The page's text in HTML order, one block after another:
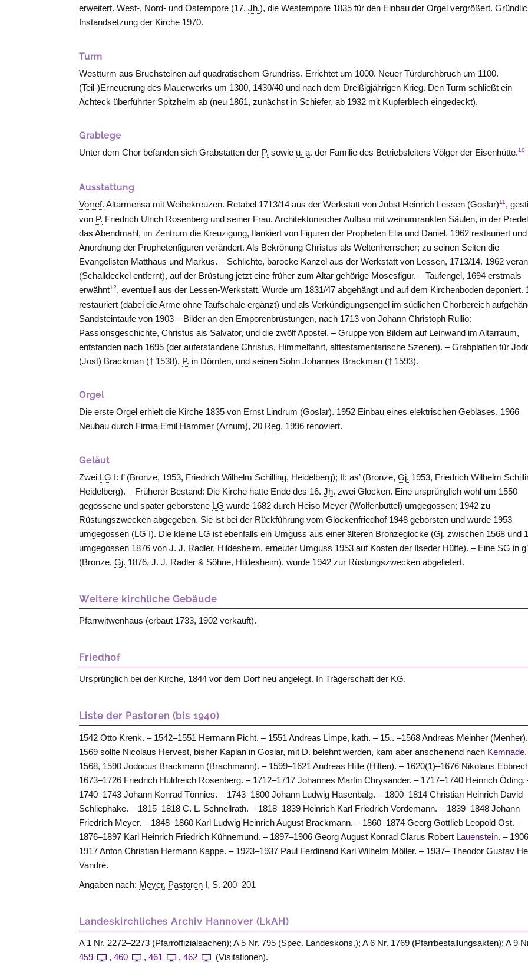
erweitert. West-, Nord- und Ostempore (17.Jh.), die Westempore 1835 für den Einbau der Orgel vergrößert.
Instandsetzung der Kirche 1970.
Turm
Westturm aus Bruchsteinen auf quadratischem Grundriss. Errichtet um 1000. Neuer Türdurchbruch um 1100.
(Teil-)Erneuerung des Mauerwerks um 1300, 1430/40 und nach dem Dreißigjährigen Krieg. Den Turm schließt ein
Achteck überführter Spitzhelm ab (neu 1861, zunächst in Schiefer, ab 1932 mit Kupferblech eingedeckt).
Grablege
Unter dem Chor befanden sich Grabstätten der P. sowie u. a. der Familie des Betriebsleiters Völger der Eisenhütte.10
Ausstattung
Vorref. Altarmensa mit Weihekreuzen. Retabel 1713/14 aus der Werkstatt von Jobst Heinrich Lessen (Goslar)11 ,
von P. Friedrich Ulrich Rosenberg und seiner Frau. Architektonischer Aufbau mit weinumrankten Säulen, in der
das Abendmahl, im Zentrum die Kreuzigung, flankiert von Figuren der Propheten Elia und Daniel. 1962 restauriert
Anordnung der Prophetenfiguren verändert. Als Bekrönung Christus als Weltenherrscher; zu seinen Seiten die
Evangelisten Matthäus und Markus. – Schlichte, barocke Kanzel aus der Werkstatt von Lessen, 1713/14. 1962
(Schalldeckel entfernt), auf der Brüstung jetzt eine früher zum Altar gehörige Mosesfigur. – Taufengel, 1694 erstmals
erwähnt12, eventuell aus der Lessen-Werkstatt. Wurde um 1831/47 abgehängt und auf dem Kirchenboden deponiert.
restauriert (dabei die Arme ohne Taufschale ergänzt) und als Verkündigungsengel im südlichen Chorbereich
Sandsteintaufe von 1903 – Bilder an den Emporenbrüstungen, nach 1713 von Johann Christoph Rullio:
Passionsgeschichte, Christus als Salvator, und die zwölf Apostel. – Gruppe von Bildern auf Leinwand im Altarraum,
entstanden nach 1695 (der auferstandene Christus, Himmelfahrt, alttestamentarische Szenen). – Grabplatten für
(Jost) Brackman († 1538), P. in Dörnten, und seinen Sohn Johannes Brackman († 1593).
Orgel
Die erste Orgel erhielt die Kirche 1835 von Ernst Lindrum (Goslar). 1952 Einbau eines elektrischen Gebläses. 1966
Neubau durch Firma Emil Hammer (Arnum), 20 Reg. 1996 renoviert.
Geläut
Zwei LG I: f’ (Bronze, 1953, Friedrich Wilhelm Schilling, Heidelberg); II: as’ (Bronze,Gj. 1953, Friedrich Wilhelm
Heidelberg). – Früherer Bestand: Die Kirche hatte Ende des 16.Jh. zwei Glocken. Eine ursprünglich wohl um 1550
gegossene und später geborstene LG wurde 1682 durch Heiso Meyer (Wolfenbüttel) umgegossen; 1942 zu
Rüstungszwecken abgegeben. Sie ist bei der Rückführung vom Glockenfriedhof 1948 geborsten und wurde 1953
umgegossen (LG I). Die kleine LG ist ebenfalls ein Umguss aus einer älteren Bronzeglocke (Gj. zwischen 1568 und
umgegossen 1876 von J. J. Radler, Hildesheim, erneuter Umguss 1953 auf Kosten der Ilseder Hütte). – Eine SG in
(Bronze,Gj. 1876, J. J. Radler & Söhne, Hildesheim), wurde 1942 zur Rüstungszwecken abgeliefert.
Weitere kirchliche Gebäude
Pfarrwitwenhaus (erbaut 1733, 1902 verkauft).
Friedhof
Ursprünglich bei der Kirche, 1844 vor dem Dorf neu angelegt. In Trägerschaft der KG.
Liste der Pastoren (bis 1940)
1542 Otto Krenk. – 1542–1551 Hermann Picht. – 1551 Andreas Limpe, kath. – 15.. –1568 Andreas Meinher
1569 sollte Nicolaus Hervest, bisher Kaplan in Goslar, mit D. belehnt werden, kam aber anscheinend nach Kemnade
1568, 1590 Jodocus Brackmann (Brachmann). – 1599–1621 Andreas Hille (Hilten). – 1620(1)–1676 Nikolaus
1673–1726 Friedrich Huldreich Rosenberg. – 1712–1717 Johannes Martin Chrysander. – 1717–1740 Heinrich Öding.
1740–1743 Johann Konrad Tönnies. – 1743–1800 Johann Ludwig Hasenbalg. – 1800–1814 Christian Heinrich David
Schliephake. – 1815–1818 C. L. Schnellrath. – 1818–1839 Heinrich Karl Friedrich Vordemann. – 1839–1848 Johann
Friedrich Meyer. – 1848–1860 Karl Ludwig Heinrich August Brackmann. – 1860–1874 Georg Gottlieb Leopold Ost. –
1876–1897 Karl Heinrich Friedrich Kühnemund. – 1897–1906 Georg August Konrad Clarus Robert Lauenstein. –
1917 Anton Christian Hermann Kappe. – 1923–1937 Paul Ferdinand Karl Wilhelm Möller. – 1937– Theodor Gustav
Vandré.
Angaben nach: Meyer, Pastoren I, S. 200–201
Landeskirchliches Archiv Hannover (LkAH)
A 1 Nr. 2272–2273 (Pfarroffizialsachen); A 5 Nr. 795 (Spec. Landeskons.); A 6 Nr. 1769 (Pfarrbestallungsakten); A 9
459
,460 ,461 ,462 (Visitationen).